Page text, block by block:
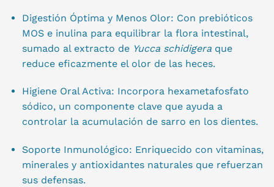
Digestión Óptima y Menos Olor: Con prebióticos
MOS e inulina para equilibrar la flora intestinal,
sumado al extracto de Yucca schidigeraque
reduce eficazmente el olor de las heces.
Higiene Oral Activa: Incorpora hexametafosfato
sódico, un componente clave que ayuda a
controlar la acumulación de sarro en los dientes.
Soporte Inmunológico: Enriquecido con vitaminas,
minerales y antioxidantes naturales que refuerzan
sus defensas.